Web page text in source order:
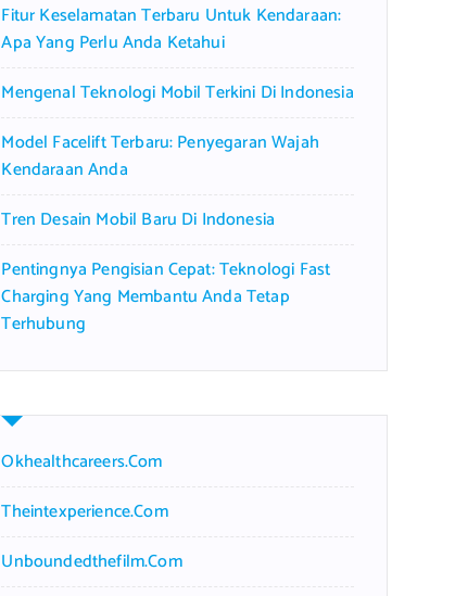
:Fitur Keselamatan Terbaru Untuk Kendaraan:
Apa Yang Perlu Anda Ketahui
Mengenal Teknologi Mobil Terkini Di Indonesia
Model Facelift Terbaru: Penyegaran Wajah
Kendaraan Anda
Tren Desain Mobil Baru Di Indonesia
Pentingnya Pengisian Cepat: Teknologi Fast
Charging Yang Membantu Anda Tetap
Terhubung
Okhealthcareers.com
Theintexperience.com
Unboundedthefilm.com